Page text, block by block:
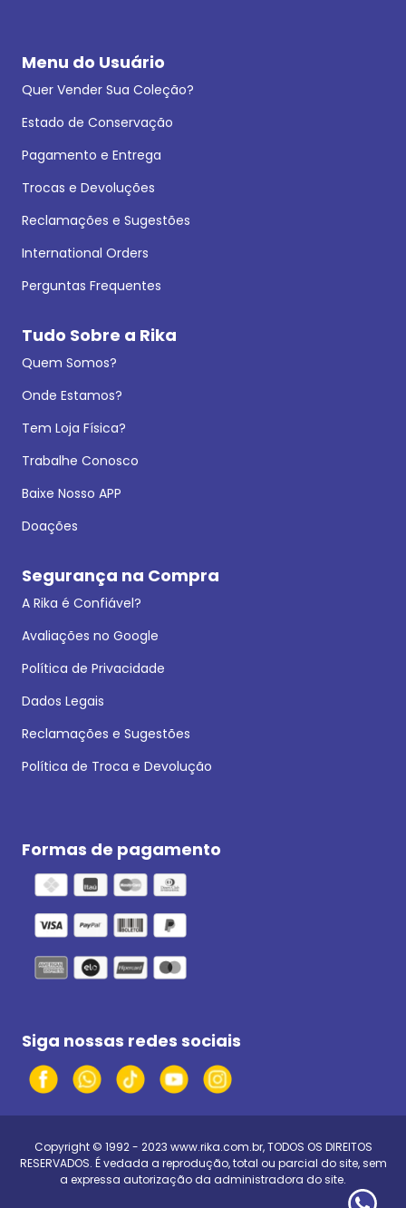
Menu do Usuário
Quer Vender Sua Coleção?
Estado de Conservação
Pagamento e Entrega
Trocas e Devoluções
Reclamações e Sugestões
International Orders
Perguntas Frequentes
Tudo Sobre a Rika
Quem Somos?
Onde Estamos?
Tem Loja Física?
Trabalhe Conosco
Baixe Nosso APP
Doações
Segurança na Compra
A Rika é Confiável?
Avaliações no Google
Política de Privacidade
Dados Legais
Reclamações e Sugestões
Política de Troca e Devolução
Formas de pagamento
Siga nossas redes sociais
Copyright © 1992 - 2023 www.rika.com.br, TODOS OS DIREITOS
RESERVADOS. É vedada a reprodução, total ou parcial do site, sem
a expressa autorização da administradora do site.